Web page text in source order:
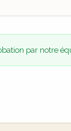
par notre